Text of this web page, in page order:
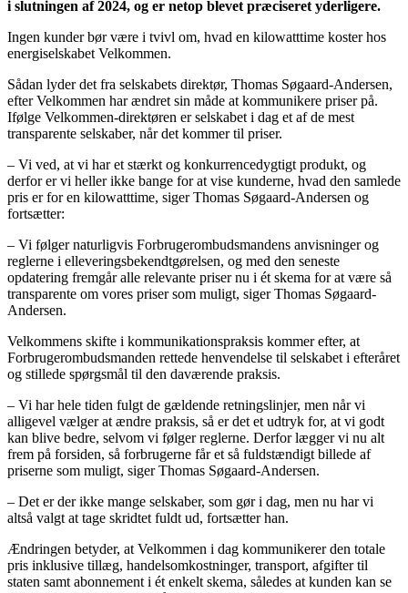
i slutningen af 2024, og er netop blevet præciseret yderligere.
Ingen kunder bør være i tvivl om, hvad en kilowatttime koster hos
energiselskabet Velkommen.
Sådan lyder det fra selskabets direktør, Thomas Søgaard-Andersen,
efter Velkommen har ændret sin måde at kommunikere priser på.
Ifølge Velkommen-direktøren er selskabet i dag et af de mest
transparente selskaber, når det kommer til priser.
– Vi ved, at vi har et stærkt og konkurrencedygtigt produkt, og
derfor er vi heller ikke bange for at vise kunderne, hvad den samlede
pris er for en kilowatttime, siger Thomas Søgaard-Andersen og
fortsætter:
– Vi følger naturligvis Forbrugerombudsmandens anvisninger og
reglerne i elleveringsbekendtgørelsen, og med den seneste
opdatering fremgår alle relevante priser nu i ét skema for at være så
transparente om vores priser som muligt, siger Thomas Søgaard-
Andersen.
Velkommens skifte i kommunikationspraksis kommer efter, at
Forbrugerombudsmanden rettede henvendelse til selskabet i efteråret
og stillede spørgsmål til den daværende praksis.
– Vi har hele tiden fulgt de gældende retningslinjer, men når vi
alligevel vælger at ændre praksis, så er det et udtryk for, at vi godt
kan blive bedre, selvom vi følger reglerne. Derfor lægger vi nu alt
frem på forsiden, så forbrugerne får et så fuldstændigt billede af
priserne som muligt, siger Thomas Søgaard-Andersen.
– Det er der ikke mange selskaber, som gør i dag, men nu har vi
altså valgt at tage skridtet fuldt ud, fortsætter han.
Ændringen betyder, at Velkommen i dag kommunikerer den totale
pris inklusive tillæg, handelsomkostninger, transport, afgifter til
staten samt abonnement i ét enkelt skema, således at kunden kan se